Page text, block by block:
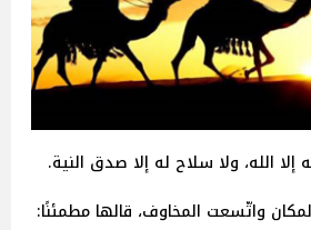
إلا الله، ولا سلاح له إلا صدق النية.
واتّسعت المخاوف، قالها مطمئنًا: